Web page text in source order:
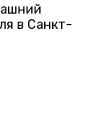
в Санкт-